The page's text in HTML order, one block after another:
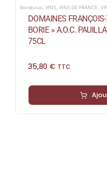
Bordeaux, VINS, VINS DE FRANCE,
DOMAINES
BORIE » A.O.C.
75CL
35,80 € TTC